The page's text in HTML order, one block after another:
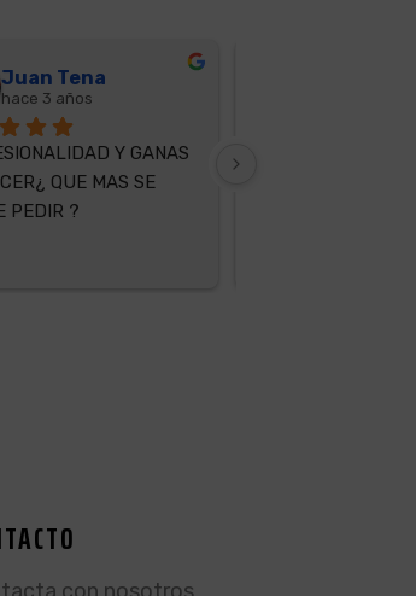
Juan Tena
hace 3 años
Y GANAS
QUE MAS SE
PEDIR ?